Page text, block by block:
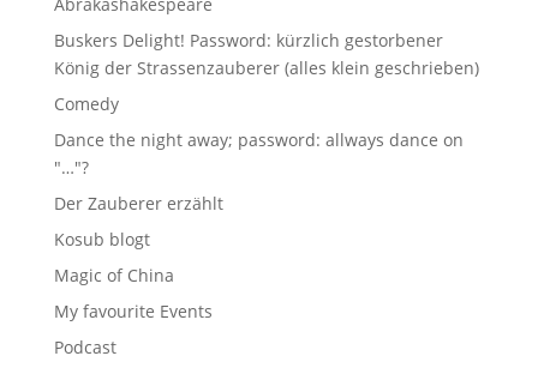
Buskers Delight! Password: kürzlich gestorbener
König der Strassenzauberer (alles klein geschrieben)
Comedy
Dance the night away; password: allways dance on
"…"?
Der Zauberer erzählt
Kosub blogt
Magic of China
My favourite Events
Podcast